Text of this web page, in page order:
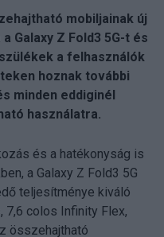
mobiljainak új
Galaxy Z Fold3 5G-t és
a felhasználók
hoznak további
minden eddiginél
használatra.
és a hatékonyság is
a Galaxy Z Fold3 5G
teljesítménye kiváló
7,6 colos Infinity Flex,
összehajtható